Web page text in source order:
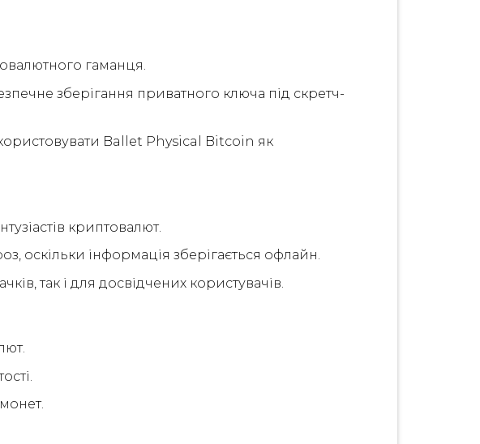
гаманця.
зберігання приватного ключа під скретч-
Ballet Physical Bitcoin як
криптовалют.
оскільки інформація зберігається офлайн.
так і для досвідчених користувачів.